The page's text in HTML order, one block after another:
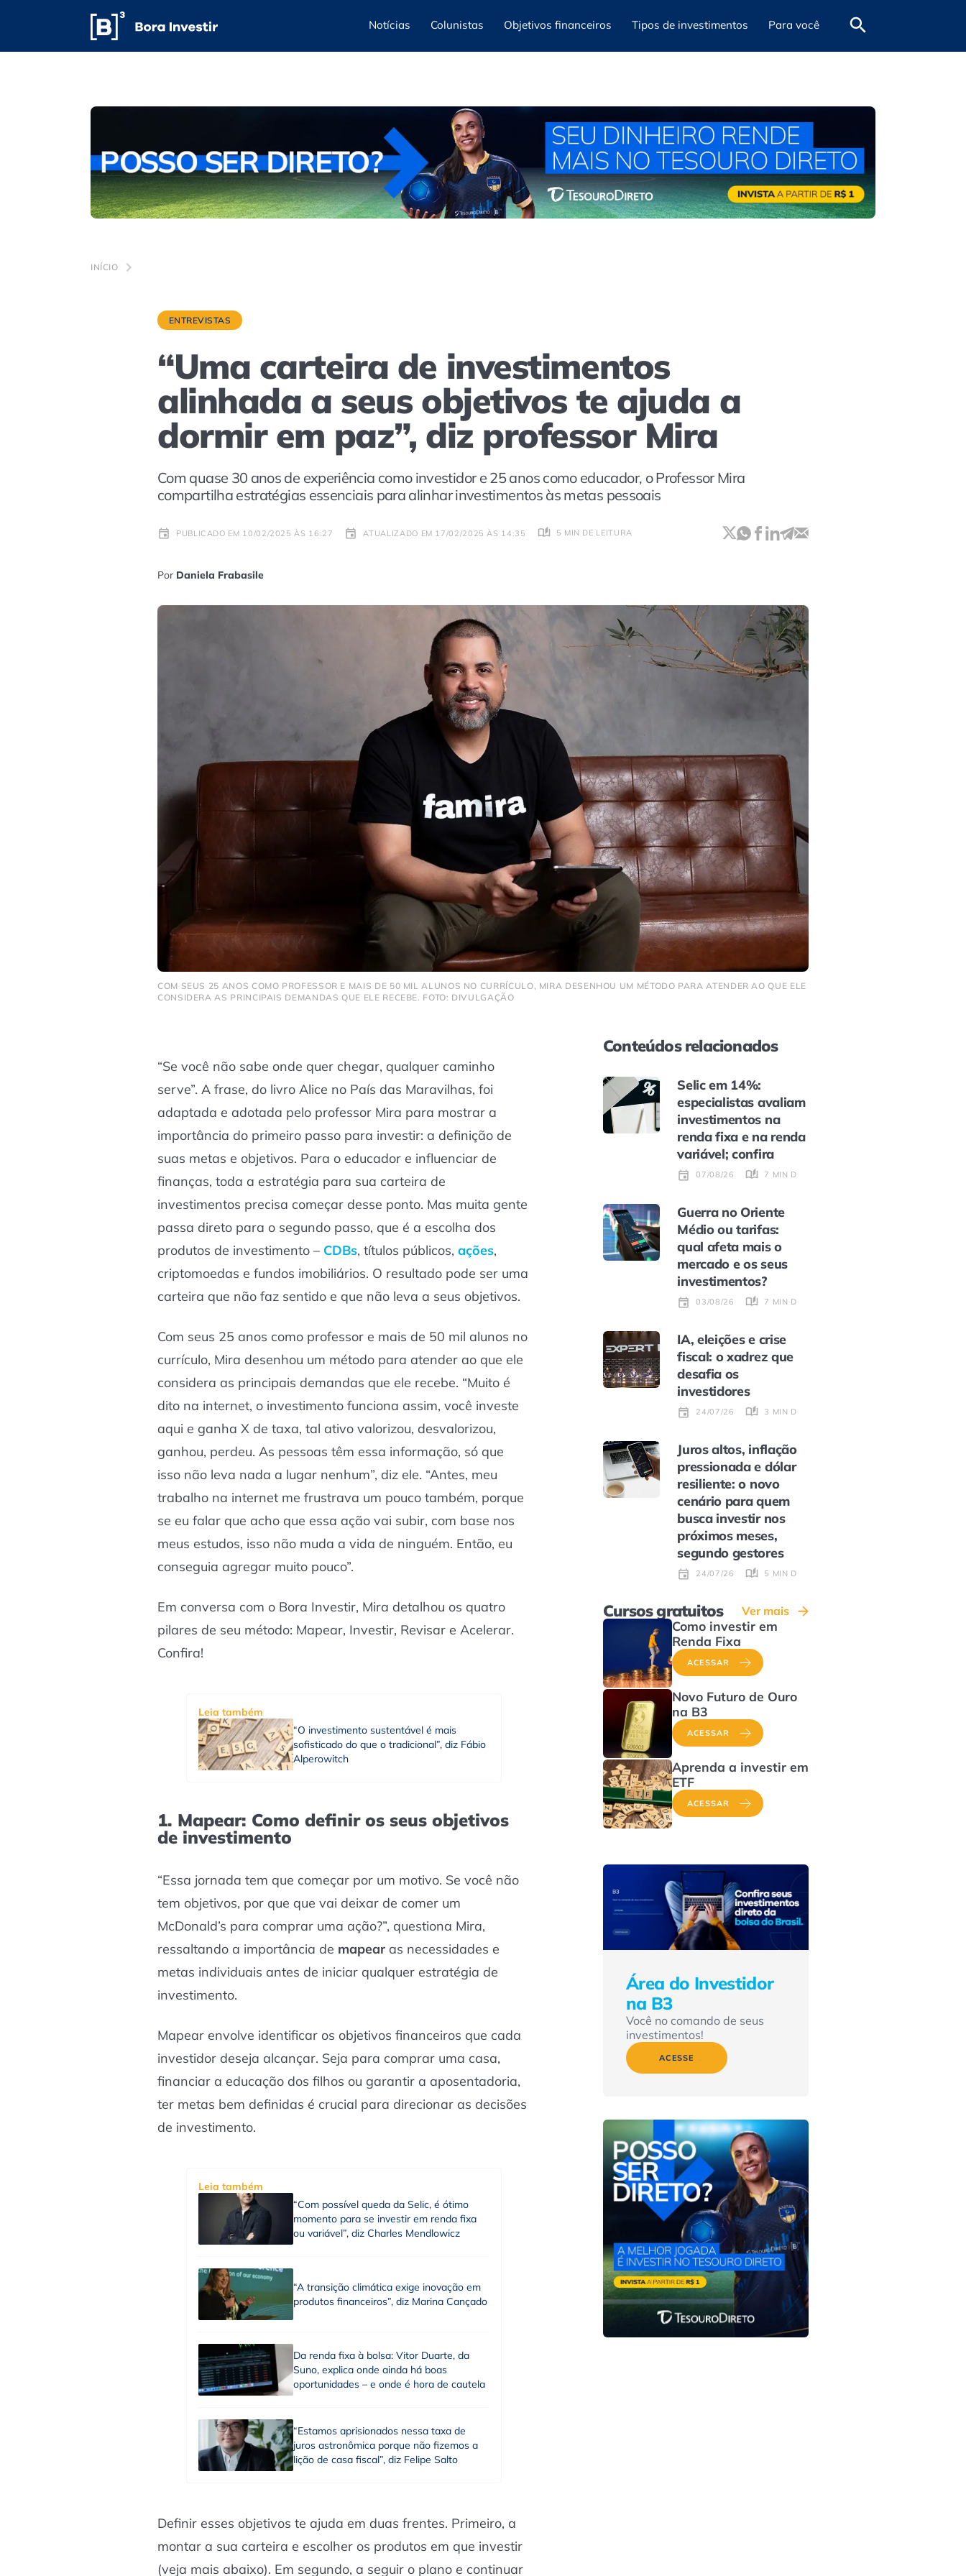
Notícias Colunistas Objetivos financeiros Tipos de investimentos Para você
INÍCIO
ENTREVISTAS
“Uma carteira de investimentos
alinhada a seus objetivos te ajuda a
dormir em paz”, diz professor Mira
Com quase 30 anos de experiência como investidor e 25 anos como educador, o Professor Mira
compartilha estratégias essenciais para alinhar investimentos às metas pessoais
PUBLICADO EM 10/02/2025 ÀS 16:27 ATUALIZADO EM 17/02/2025 ÀS 14:35 5 MIN DE LEITURA
Por Daniela Frabasile
COM SEUS 25 ANOS COMO PROFESSOR E MAIS DE 50 MIL ALUNOS NO CURRÍCULO, MIRA DESENHOU UM MÉTODO PARA ATENDER AO QUE ELE
CONSIDERA AS PRINCIPAIS DEMANDAS QUE ELE RECEBE. FOTO: DIVULGAÇÃO
“Se você não sabe onde quer chegar, qualquer caminho
serve”. A frase, do livro Alice no País das Maravilhas, foi
adaptada e adotada pelo professor Mira para mostrar a
importância do primeiro passo para investir: a definição de
suas metas e objetivos. Para o educador e influenciar de
finanças, toda a estratégia para sua carteira de
investimentos precisa começar desse ponto. Mas muita gente
passa direto para o segundo passo, que é a escolha dos
produtos de investimento – CDBs, títulos públicos, ações,
criptomoedas e fundos imobiliários. O resultado pode ser uma
carteira que não faz sentido e que não leva a seus objetivos.
Com seus 25 anos como professor e mais de 50 mil alunos no
currículo, Mira desenhou um método para atender ao que ele
considera as principais demandas que ele recebe. “Muito é
dito na internet, o investimento funciona assim, você investe
aqui e ganha X de taxa, tal ativo valorizou, desvalorizou,
ganhou, perdeu. As pessoas têm essa informação, só que
isso não leva nada a lugar nenhum”, diz ele. “Antes, meu
trabalho na internet me frustrava um pouco também, porque
se eu falar que acho que essa ação vai subir, com base nos
meus estudos, isso não muda a vida de ninguém. Então, eu
conseguia agregar muito pouco”.
Em conversa com o Bora Investir, Mira detalhou os quatro
pilares de seu método: Mapear, Investir, Revisar e Acelerar.
Confira!
Leia também
“O investimento sustentável é mais
sofisticado do que o tradicional”, diz Fábio
Alperowitch
1. Mapear: Como definir os seus objetivos
de investimento
“Essa jornada tem que começar por um motivo. Se você não
tem objetivos, por que que vai deixar de comer um
McDonald’s para comprar uma ação?”, questiona Mira,
ressaltando a importância de mapear as necessidades e
metas individuais antes de iniciar qualquer estratégia de
investimento.
Mapear envolve identificar os objetivos financeiros que cada
investidor deseja alcançar. Seja para comprar uma casa,
financiar a educação dos filhos ou garantir a aposentadoria,
ter metas bem definidas é crucial para direcionar as decisões
de investimento.
Leia também
“Com possível queda da Selic, é ótimo
momento para se investir em renda fixa
ou variável”, diz Charles Mendlowicz
“A transição climática exige inovação em
produtos financeiros”, diz Marina Cançado
Da renda fixa à bolsa: Vitor Duarte, da
Suno, explica onde ainda há boas
oportunidades – e onde é hora de cautela
“Estamos aprisionados nessa taxa de
juros astronômica porque não fizemos a
lição de casa fiscal”, diz Felipe Salto
Definir esses objetivos te ajuda em duas frentes. Primeiro, a
montar a sua carteira e escolher os produtos em que investir
(veja mais abaixo). Em segundo, a seguir o plano e continuar
Conteúdos relacionados
Selic em 14%:
especialistas avaliam
investimentos na
renda fixa e na renda
variável; confira
07/08/26 7 MIN DE LEITURA
Guerra no Oriente
Médio ou tarifas:
qual afeta mais o
mercado e os seus
investimentos?
03/08/26 7 MIN DE LEITURA
IA, eleições e crise
fiscal: o xadrez que
desafia os
investidores
24/07/26 3 MIN DE LEITURA
Juros altos, inflação
pressionada e dólar
resiliente: o novo
cenário para quem
busca investir nos
próximos meses,
segundo gestores
24/07/26 5 MIN DE LEITURA
Cursos gratuitos Ver mais
Como investir em
Renda Fixa
ACESSAR
Novo Futuro de Ouro
na B3
ACESSAR
Aprenda a investir em
ETF
ACESSAR
Área do Investidor
na B3
Você no comando de seus
investimentos!
ACESSE